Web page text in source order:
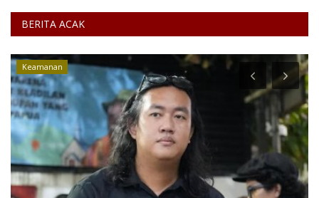
BERITA ACAK
Komoditas